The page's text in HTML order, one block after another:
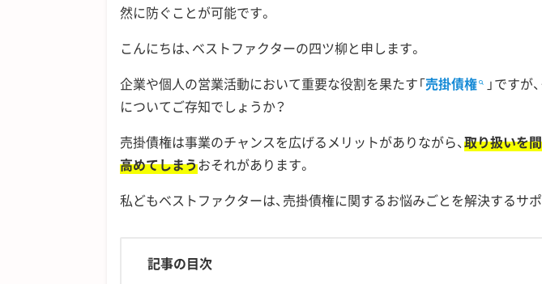
然に防ぐことが可能です。
こんにちは、ベストファクターの四ツ柳と申します。
企業や個人の営業活動において重要な役割を果たす「売掛債権
」ですが
についてご存知でしょうか？
売掛債権は事業のチャンスを広げるメリットがありながら、 取り扱いを
高めてしまうおそれがあります。
私どもベストファクターは、売掛債権に関するお悩みごとを解決するサ
記事の目次